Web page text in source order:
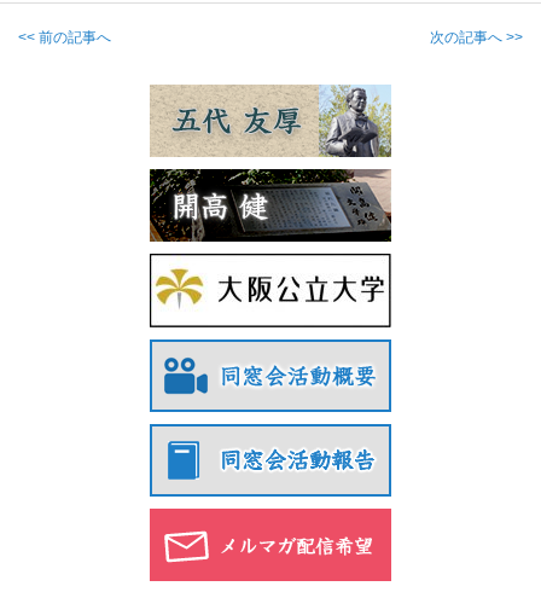
<< 前の記事へ 次の記事へ >>